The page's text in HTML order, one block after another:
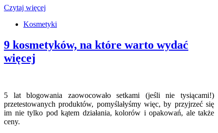
Czytaj więcej
Kosmetyki
9 kosmetyków, na które warto wydać
więcej
5 lat blogowania zaowocowało setkami (jeśli nie tysiącami!)
przetestowanych produktów, pomyślałyśmy więc, by przyjrzeć się
im nie tylko pod kątem działania, kolorów i opakowań, ale także
ceny.